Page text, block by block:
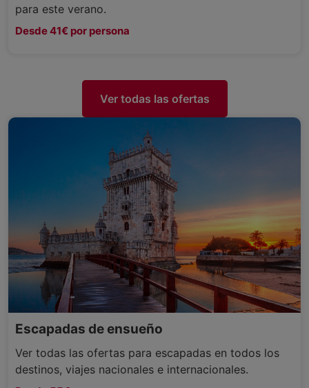
para este verano.
Desde 41€ por persona
Ver todas las ofertas
Escapadas de ensueño
Ver todas las ofertas para escapadas en todos los
destinos, viajes nacionales e internacionales.